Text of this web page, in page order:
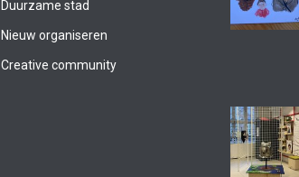
Bekijk thema
Duurzame stad
Nieuw organiseren
Creative community